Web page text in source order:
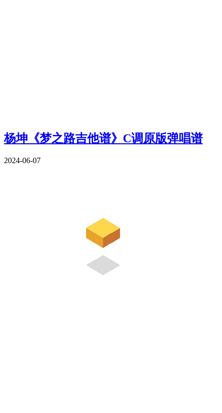
杨坤《梦之路吉他谱》C调原版弹唱谱
2024-06-07